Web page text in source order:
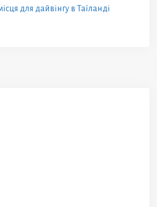
для дайвінгу в Таїланді